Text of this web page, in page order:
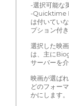
-選択可能な
-Quicktime
は付いてい
プション付
選択した映
は、主に
サーバーを
映画が選ば
どのフォー
かにします。